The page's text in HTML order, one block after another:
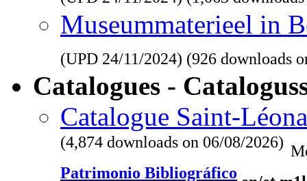
Museummaterieel in
(UPD 24/11/2024) (926 downloads
Catalogues -
Catalogue Saint-
(4,874 downloads on 06/08/2026)